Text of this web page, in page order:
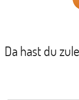
Da hast du